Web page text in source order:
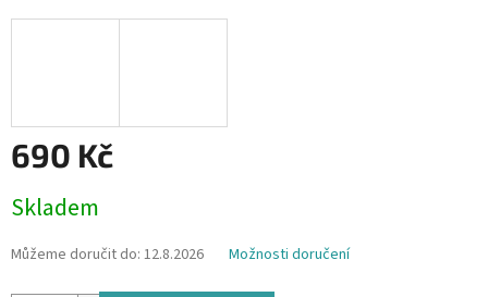
690 Kč
cena:
Skladem
Můžeme doručit do: 12.8.2026 Možnosti doručení